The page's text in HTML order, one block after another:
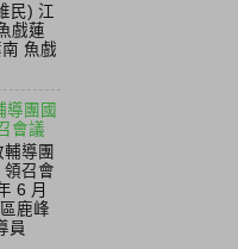
民) 江
戲蓮
魚戲
導團國
會議
導團
領召會
6 月
鹿峰
員